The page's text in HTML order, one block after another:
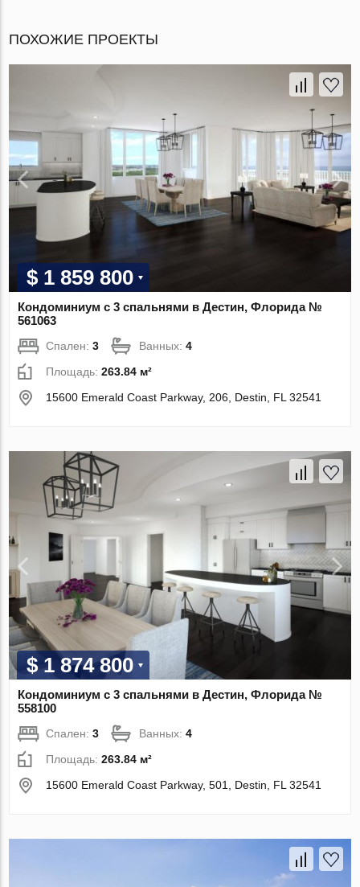
ПОХОЖИЕ ПРОЕКТЫ
$ 1 859 800
Кондоминиум с 3 спальнями в Дестин, Флорида №
561063
Спален:3 Ванных:4
Площадь:263.84 м²
15600 Emerald Coast Parkway, 206, Destin, FL 32541
$ 1 874 800
Кондоминиум с 3 спальнями в Дестин, Флорида №
558100
Спален:3 Ванных:4
Площадь:263.84 м²
15600 Emerald Coast Parkway, 501, Destin, FL 32541